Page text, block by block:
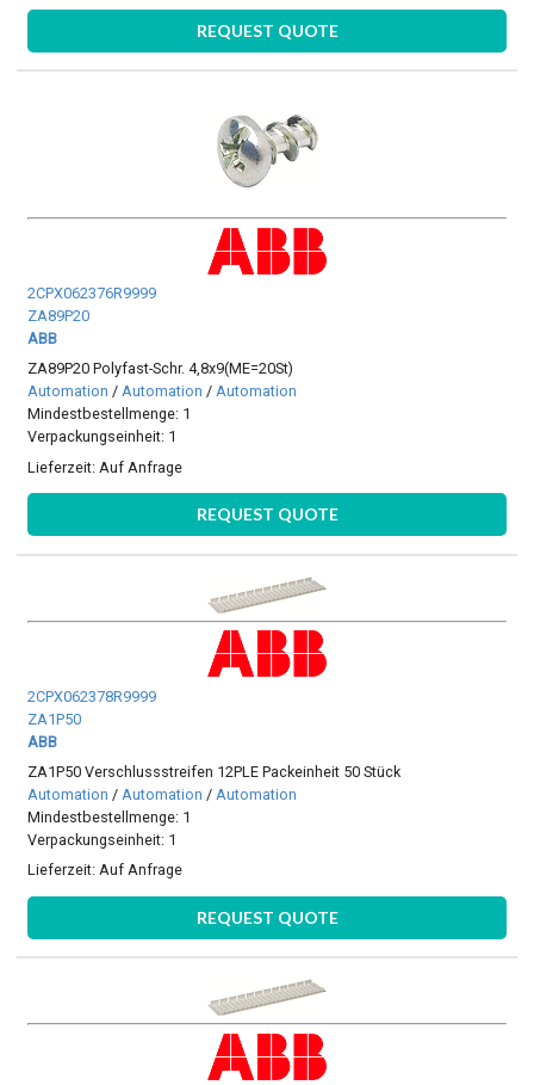
REQUEST QUOTE
2CPX062376R9999
ZA89P20
ABB
ZA89P20 Polyfast-Schr. 4,8x9(ME=20St)
Automation /Automation /Automation
Mindestbestellmenge: 1
Verpackungseinheit: 1
Lieferzeit: Auf Anfrage
REQUEST QUOTE
2CPX062378R9999
ZA1P50
ABB
ZA1P50 Verschlussstreifen 12PLE Packeinheit 50 Stück
Automation / Automation / Automation
Mindestbestellmenge: 1
Verpackungseinheit: 1
Lieferzeit:Auf Anfrage
REQUEST QUOTE